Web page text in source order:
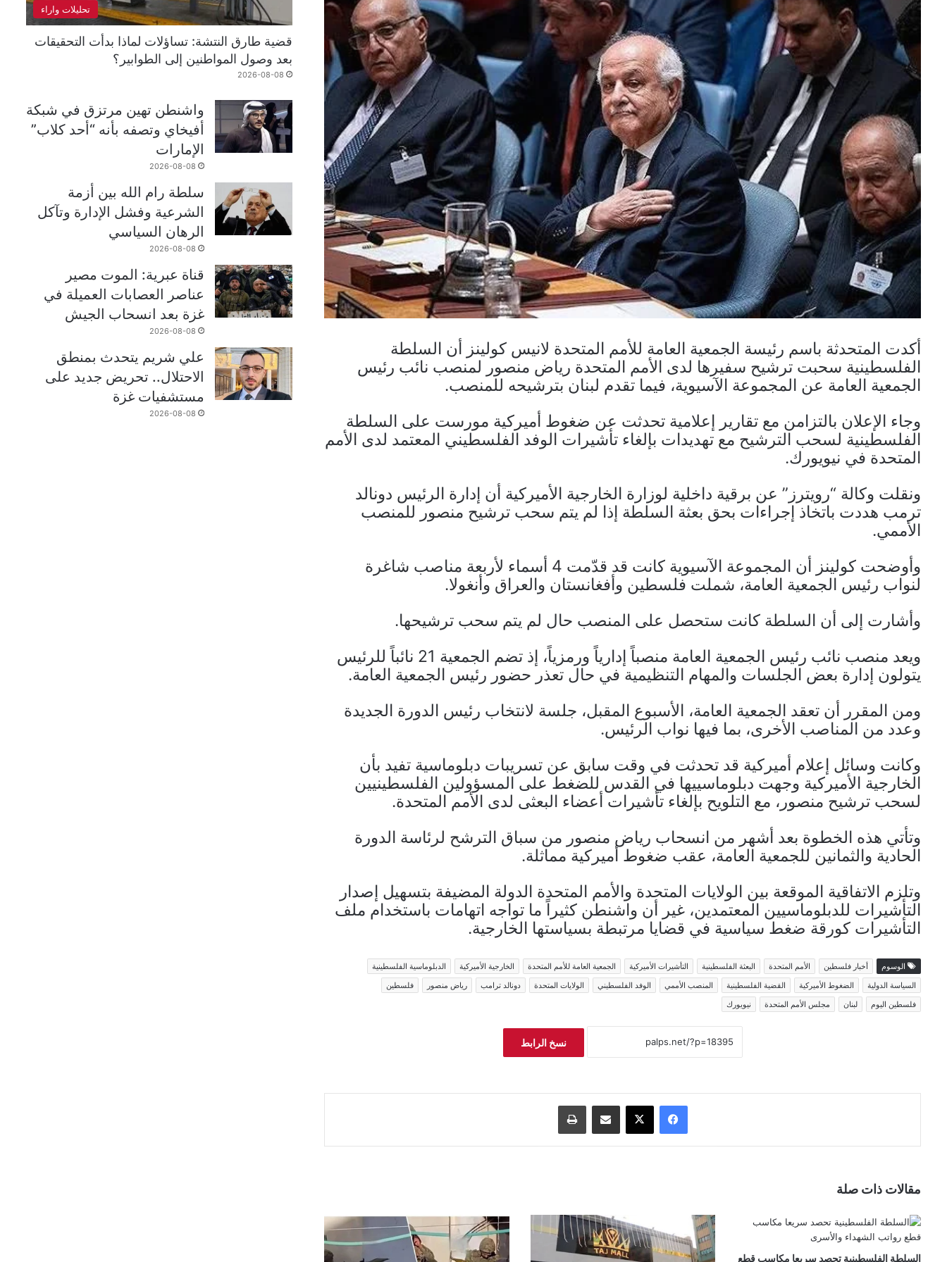
أكدت المتحدثة باسم رئيسة الجمعية العامة للأمم المتحدة لانيس كولينز أن السلطة
الفلسطينية سحبت ترشيح سفيرها لدى الأمم المتحدة رياض منصور لمنصب نائب رئيس
الجمعية العامة عن المجموعة الآسيوية، فيما تقدم لبنان بترشيحه للمنصب.
وجاء الإعلان بالتزامن مع تقارير إعلامية تحدثت عن ضغوط أميركية مورست على السلطة
الفلسطينية لسحب الترشيح مع تهديدات بإلغاء تأشيرات الوفد الفلسطيني المعتمد لدى الأمم
المتحدة في نيويورك.
ونقلت وكالة “رويترز” عن برقية داخلية لوزارة الخارجية الأميركية أن إدارة الرئيس دونالد
ترمب هددت باتخاذ إجراءات بحق بعثة السلطة إذا لم يتم سحب ترشيح منصور للمنصب
الأممي.
وأوضحت كولينز أن المجموعة الآسيوية كانت قد قدّمت 4 أسماء لأربعة مناصب شاغرة
لنواب رئيس الجمعية العامة، شملت فلسطين وأفغانستان والعراق وأنغولا.
وأشارت إلى أن السلطة كانت ستحصل على المنصب حال لم يتم سحب ترشيحها.
ويعد منصب نائب رئيس الجمعية العامة منصباً إدارياً ورمزياً، إذ تضم الجمعية 21 نائباً للرئيس
يتولون إدارة بعض الجلسات والمهام التنظيمية في حال تعذر حضور رئيس الجمعية العامة.
ومن المقرر أن تعقد الجمعية العامة، الأسبوع المقبل، جلسة لانتخاب رئيس الدورة الجديدة
وعدد من المناصب الأخرى، بما فيها نواب الرئيس.
وكانت وسائل إعلام أميركية قد تحدثت في وقت سابق عن تسريبات دبلوماسية تفيد بأن
الخارجية الأميركية وجهت دبلوماسييها في القدس للضغط على المسؤولين الفلسطينيين
لسحب ترشيح منصور، مع التلويح بإلغاء تأشيرات أعضاء البعثى لدى الأمم المتحدة.
وتأتي هذه الخطوة بعد أشهر من انسحاب رياض منصور من سباق الترشح لرئاسة الدورة
الحادية والثمانين للجمعية العامة، عقب ضغوط أميركية مماثلة.
وتلزم الاتفاقية الموقعة بين الولايات المتحدة والأمم المتحدة الدولة المضيفة بتسهيل إصدار
التأشيرات للدبلوماسيين المعتمدين، غير أن واشنطن كثيراً ما تواجه اتهامات باستخدام ملف
التأشيرات كورقة ضغط سياسية في قضايا مرتبطة بسياستها الخارجية.
الوسوم أخبار فلسطين الأمم المتحدة البعثة الفلسطينية التأشيرات الأميركية الجمعية العامة للأمم المتحدة الخارجية الأميركية
الدبلوماسية الفلسطينية
السياسة الدولية
الضغوط الأميركية القضية الفلسطينية المنصب الأممي الوفد الفلسطيني الولايات المتحدة دونالد ترامب رياض منصور
فلسطين
فلسطين اليوم
لبنان مجلس الأمم المتحدة نيويورك
نسخ الرابط
فيسبوك ‫X مشاركة عبر البريد طباعة
مقالات ذات صلة
السلطة الفلسطينية تحصد سريعا مكاسب قطع
تحليلات واراء
قضية طارق النتشة: تساؤلات لماذا بدأت التحقيقات
بعد وصول المواطنين إلى الطوابير؟
2026-08-08
واشنطن تهين مرتزق في شبكة
أفيخاي وتصفه بأنه “أحد كلاب”
الإمارات
2026-08-08
سلطة رام الله بين أزمة
الشرعية وفشل الإدارة وتآكل
الرهان السياسي
2026-08-08
قناة عبرية: الموت مصير
عناصر العصابات العميلة في
غزة بعد انسحاب الجيش
2026-08-08
علي شريم يتحدث بمنطق
الاحتلال.. تحريض جديد على
مستشفيات غزة
2026-08-08